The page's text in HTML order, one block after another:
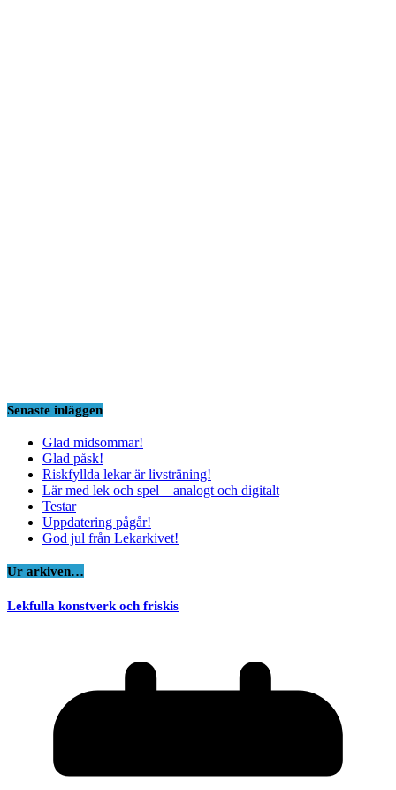
Senaste inläggen
Glad midsommar!
Glad påsk!
Riskfyllda lekar är livsträning!
Lär med lek och spel – analogt och digitalt
Testar
Uppdatering pågår!
God jul från Lekarkivet!
Ur arkiven…
Lekfulla konstverk och friskis